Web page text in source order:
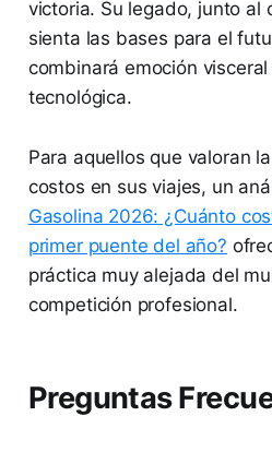
victoria. Su legado, junto al
sienta las bases para el
combinará emoción
tecnológica.
Para aquellos que valoran
costos en sus viajes, un
Gasolina 2026: ¿Cuánto
primer puente del año?
práctica muy alejada del
competición profesional.
Preguntas